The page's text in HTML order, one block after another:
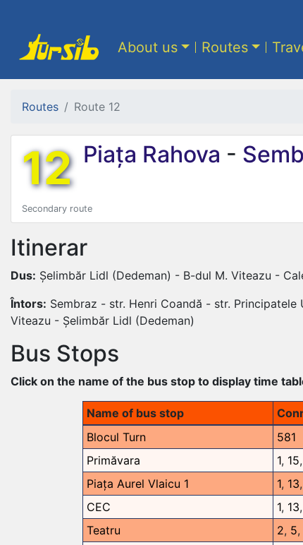
About us Routes
Routes Route 12
12 Piața Rahova -
Secondary route
Itinerar
Dus: Șelimbăr Lidl (Dedeman) - B-dul M. Viteazu -
Întors: Sembraz - str. Henri Coandă - str.
Viteazu - Șelimbăr Lidl (Dedeman)
Bus Stops
Click on the name of the bus stop to display time
Name of bus stop
Blocul Turn
581
Primăvara
1, 15,
Piața Aurel Vlaicu 1
1, 13,
CEC
1, 13,
Teatru
2, 5,